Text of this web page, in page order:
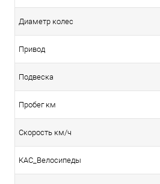
Диаметр колес
Привод
Подвеска
Пробег км
Скорость км/ч
КАС_Велосипеды